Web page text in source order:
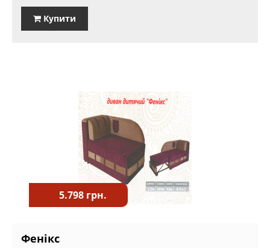
Купити
5.798 грн.
Фенікс